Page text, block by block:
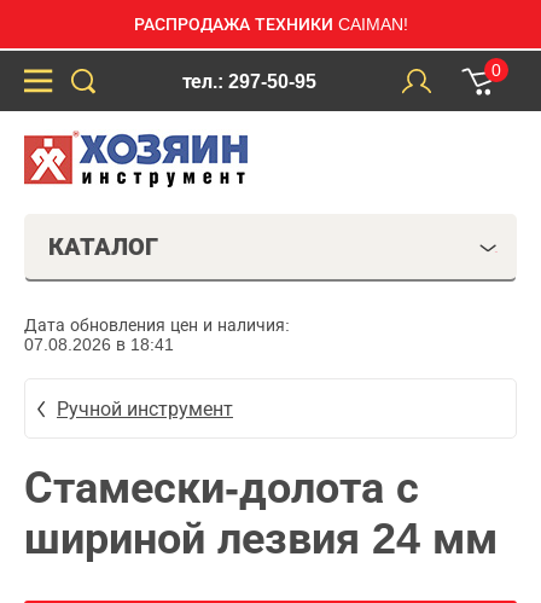
РАСПРОДАЖА ТЕХНИКИ CAIMAN!
тел.: 297-50-95
0
КАТАЛОГ
Дата обновления цен и наличия:
07.08.2026 в 18:41
Ручной инструмент
Стамески-долота с
шириной лезвия 24 мм